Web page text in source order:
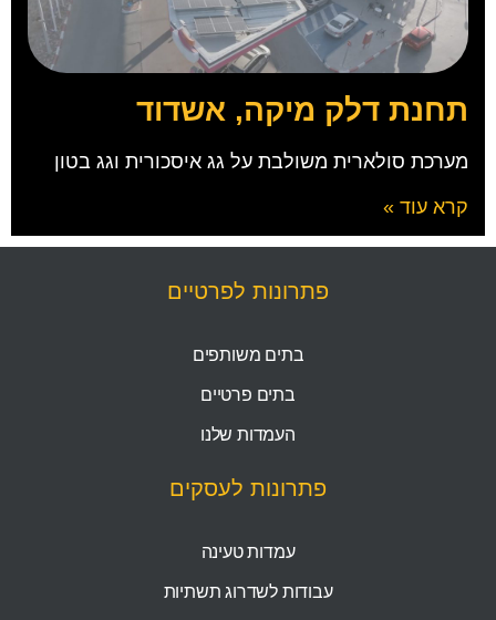
תחנת דלק מיקה, אשדוד
מערכת סולארית משולבת על גג איסכורית וגג בטון
קרא עוד »
פתרונות לפרטיים
בתים משותפים
בתים פרטיים
העמדות שלנו
פתרונות לעסקים
עמדות טעינה
עבודות לשדרוג תשתיות